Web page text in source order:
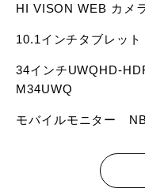
HI VISON WEB カメ
10.1インチタブレッ
34インチUWQHD-
M34UWQ
モバイルモニター